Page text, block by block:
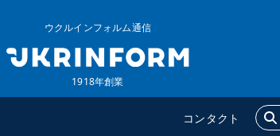
ウクルインフォルム通信
1918年創業
コンタクト